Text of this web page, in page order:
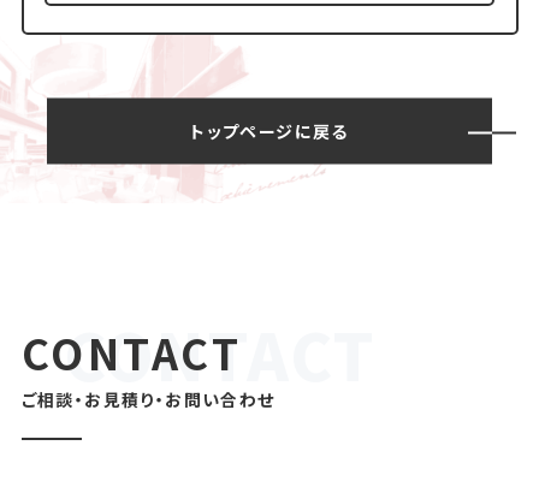
トップページに戻る
CONTACT
ご相談・お見積り・お問い合わせ